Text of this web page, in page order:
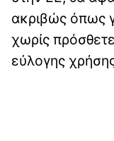
ακριβώς όπως
χωρίς
εύλογης